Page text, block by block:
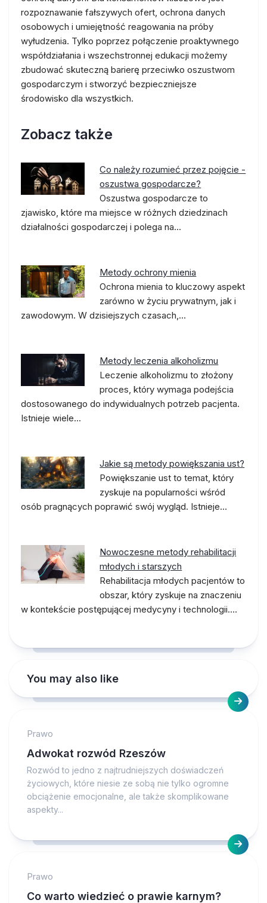
rozpoznawanie fałszywych ofert, ochrona danych
osobowych i umiejętność reagowania na próby
wyłudzenia. Tylko poprzez połączenie proaktywnego
współdziałania i wszechstronnej edukacji możemy
zbudować skuteczną barierę przeciwko oszustwom
gospodarczym i stworzyć bezpieczniejsze
środowisko dla wszystkich.
Zobacz także
Co należy rozumieć przez pojęcie -
oszustwa gospodarcze?
Oszustwa gospodarcze to
zjawisko, które ma miejsce w różnych dziedzinach
działalności gospodarczej i polega na…
Metody ochrony mienia
Ochrona mienia to kluczowy aspekt
zarówno w życiu prywatnym, jak i
zawodowym. W dzisiejszych czasach,…
Metody leczenia alkoholizmu
Leczenie alkoholizmu to złożony
proces, który wymaga podejścia
dostosowanego do indywidualnych potrzeb pacjenta.
Istnieje wiele…
Jakie są metody powiększania ust?
Powiększanie ust to temat, który
zyskuje na popularności wśród
osób pragnących poprawić swój wygląd. Istnieje…
Nowoczesne metody rehabilitacji
młodych i starszych
Rehabilitacja młodych pacjentów to
obszar, który zyskuje na znaczeniu
w kontekście postępującej medycyny i technologii.…
You may also like
Prawo
Adwokat rozwód Rzeszów
Rozwód to jedno z najtrudniejszych doświadczeń
życiowych, które niesie ze sobą nie tylko ogromne
obciążenie emocjonalne, ale także skomplikowane
aspekty...
Prawo
Co warto wiedzieć o prawie karnym?